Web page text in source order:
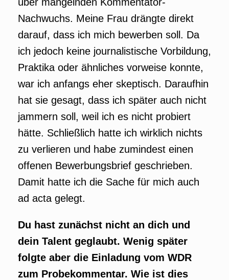
Nachwuchs. Meine Frau drängte direkt
darauf, dass ich mich bewerben soll. Da
ich jedoch keine journalistische Vorbildung,
Praktika oder ähnliches vorweise konnte,
war ich anfangs eher skeptisch. Daraufhin
hat sie gesagt, dass ich später auch nicht
jammern soll, weil ich es nicht probiert
hätte. Schließlich hatte ich wirklich nichts
zu verlieren und habe zumindest einen
offenen Bewerbungsbrief geschrieben.
Damit hatte ich die Sache für mich auch
ad acta gelegt.
Du hast zunächst nicht an dich und
dein Talent geglaubt. Wenig später
folgte aber die Einladung vom WDR
zum Probekommentar. Wie ist dies